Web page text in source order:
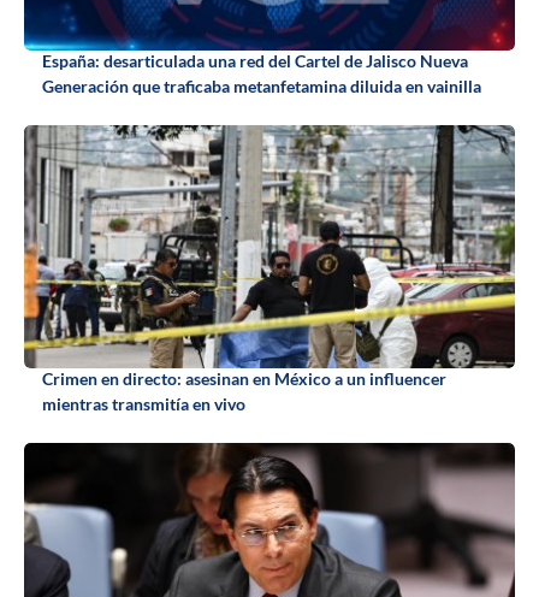
España: desarticulada una red del Cartel de Jalisco Nueva
Generación que traficaba metanfetamina diluida en vainilla
Crimen en directo: asesinan en México a un influencer
mientras transmitía en vivo